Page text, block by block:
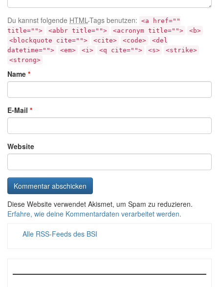
Du kannst folgende HTML-Tags benutzen: <a href=""
title="">
<abbr title=""> <acronym title="">
<b>
<blockquote cite="">
<cite> <code>
<del
datetime="">
<em> <i> <q cite=""> <s>
<strike>
<strong>
Name *
E-Mail *
Website
Diese Website verwendet Akismet, um Spam zu reduzieren.
Erfahre, wie deine Kommentardaten verarbeitet werden.
Alle RSS-Feeds des BSI